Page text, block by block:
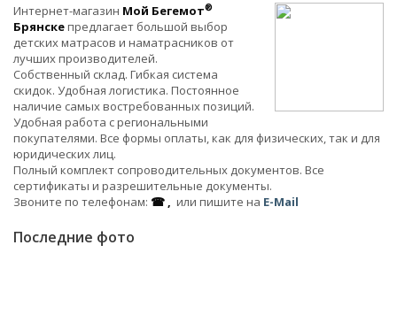
Интернет-магазин Мой Бегемот®
Брянскепредлагает большой выбор
детских матрасов и наматрасников от
лучших производителей.
Собственный склад. Гибкая система
скидок. Удобная логистика. Постоянное
наличие самых востребованных позиций.
Удобная работа с региональными
покупателями. Все формы оплаты, как для физических, так и для
юридических лиц.
Полный комплект сопроводительных документов. Все
сертификаты и разрешительные документы.
Звоните по телефонам: ☎ , или пишите на E-Mail
Последние фото